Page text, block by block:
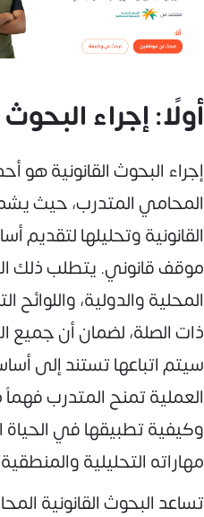
أولًا: إجراء البحوث
إجراء البحوث القانونية هو
المحامي المتدرب، حيث
القانونية وتحليلها
موقف قانوني. يتطلب ذلك
المحلية والدولية، واللوائح
ذات الصلة، لضمان أن جميع
سيتم اتباعها تستند إلى
العملية تمنح المتدرب
وكيفية تطبيقها في الحياة
مهاراته التحليلية
تساعد البحوث القانونية